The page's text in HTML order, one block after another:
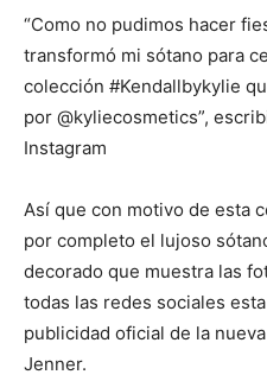
“Como no pudimos hacer
transformó mi sótano para
colección #Kendallbykylie
por @kyliecosmetics”,
Instagram
Así que con motivo de esta
por completo el lujoso
decorado que muestra las
todas las redes sociales
publicidad oficial de la
Jenner.